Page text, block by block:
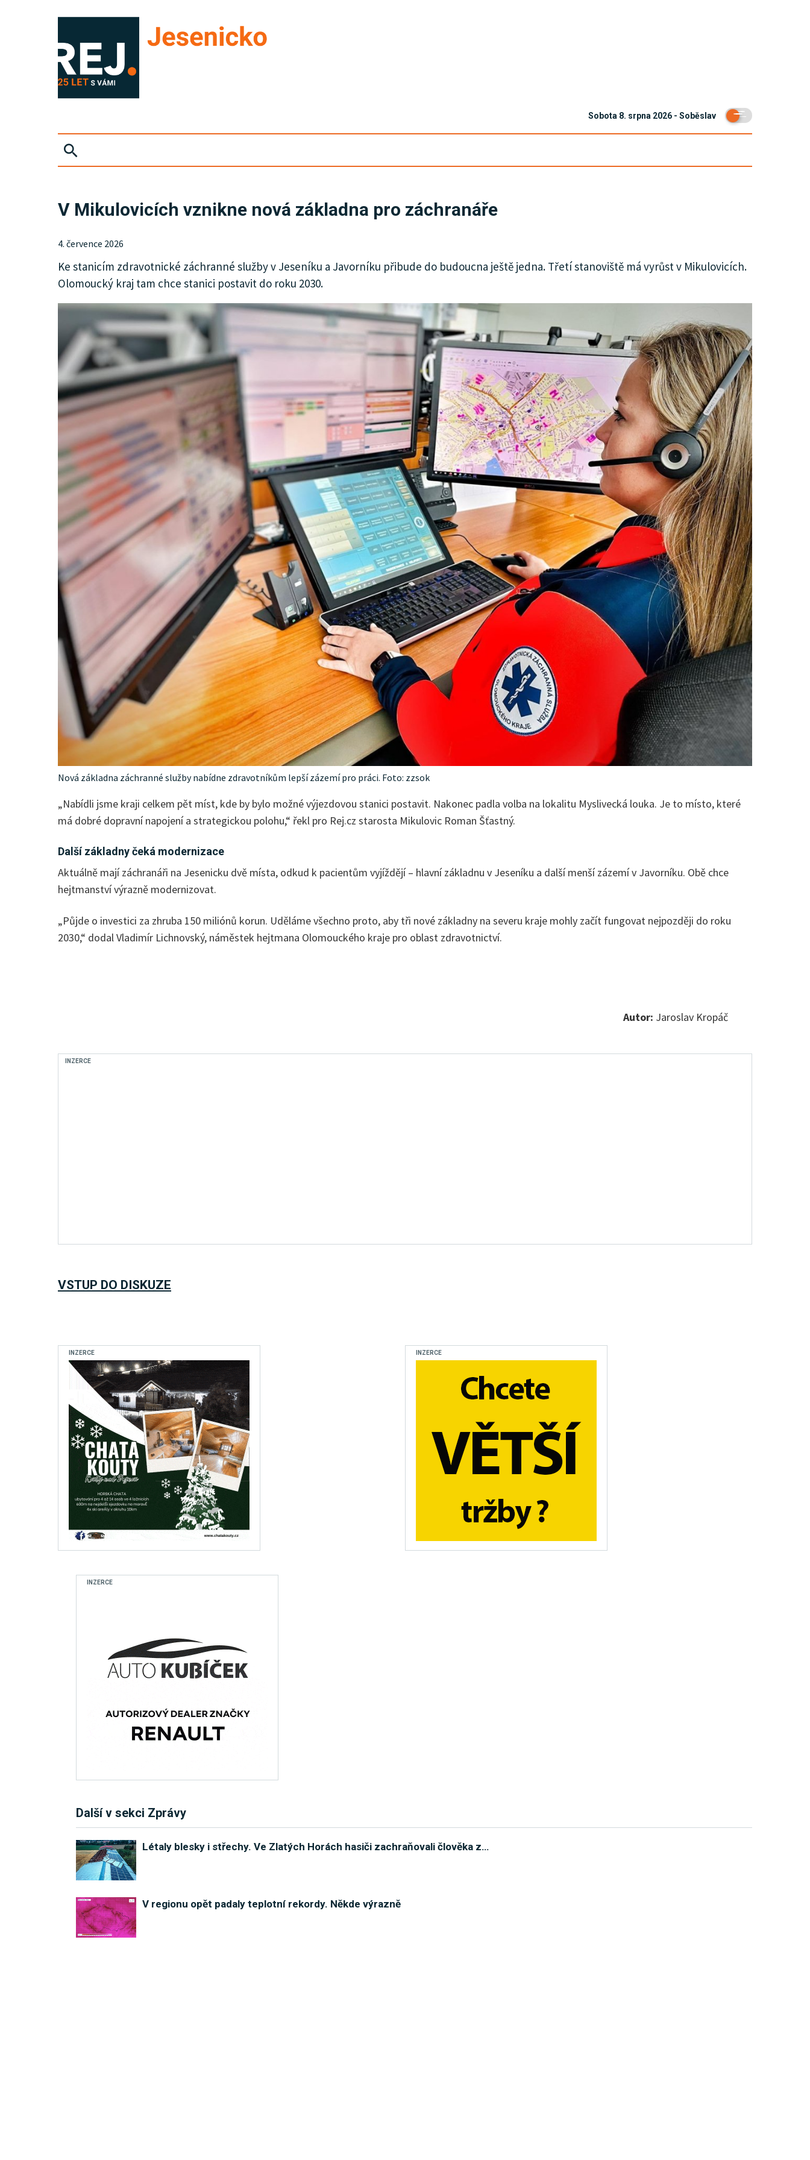
Sobota 8. srpna 2026 - Soběslav
KULTURA
SPOLEČNOST
MENU
INZERCE
V Mikulovicích vznikne nová základna pro záchranáře
4. července 2026
Ke stanicím zdravotnické záchranné služby v Jeseníku a Javorníku přibude do budoucna ještě jedna. Třetí stanoviště má vyrůst v Mikulovicích.
Olomoucký kraj tam chce stanici postavit do roku 2030.
Nová základna záchranné služby nabídne zdravotníkům lepší zázemí pro práci. Foto: zzsok
„Nabídli jsme kraji celkem pět míst, kde by bylo možné výjezdovou stanici postavit. Nakonec padla volba na lokalitu Myslivecká louka. Je to místo, které
má dobré dopravní napojení a strategickou polohu,“ řekl pro Rej.cz starosta Mikulovic Roman Šťastný.
Další základny čeká modernizace
Aktuálně mají záchranáři na Jesenicku dvě místa, odkud k pacientům vyjíždějí – hlavní základnu v Jeseníku a další menší zázemí v Javorníku. Obě chce
hejtmanství výrazně modernizovat.
„Půjde o investici za zhruba 150 miliónů korun. Uděláme všechno proto, aby tři nové základny na severu kraje mohly začít fungovat nejpozději do roku
2030,“ dodal Vladimír Lichnovský, náměstek hejtmana Olomouckého kraje pro oblast zdravotnictví.
Autor: Jaroslav Kropáč
INZERCE
VSTUP DO DISKUZE
INZERCE INZERCE
INZERCE
Další v sekci Zprávy
Létaly blesky i střechy. Ve Zlatých Horách hasiči zachraňovali člověka z…
V regionu opět padaly teplotní rekordy. Někde výrazně